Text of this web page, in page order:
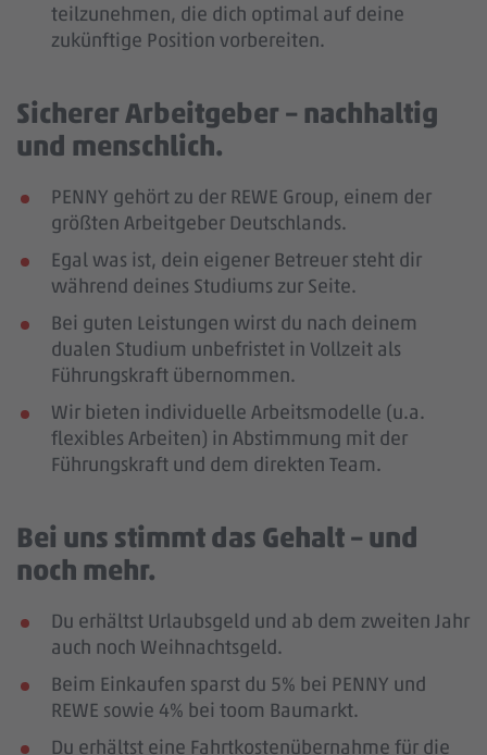
teilzunehmen, die dich optimal auf deine
zukünftige Position vorbereiten.
Sicherer Arbeitgeber – nachhaltig
und menschlich.
PENNY gehört zu der REWE Group, einem der
größten Arbeitgeber Deutschlands.
Egal was ist, dein eigener Betreuer steht dir
während deines Studiums zur Seite.
Bei guten Leistungen wirst du nach deinem
dualen Studium unbefristet in Vollzeit als
Führungskraft übernommen.
Wir bieten individuelle Arbeitsmodelle (u.a.
flexibles Arbeiten) in Abstimmung mit der
Führungskraft und dem direkten Team.
Bei uns stimmt das Gehalt – und
noch mehr.
Du erhältst Urlaubsgeld und ab dem zweiten Jahr
auch noch Weihnachtsgeld.
Beim Einkaufen sparst du 5% bei PENNY und
REWE sowie 4% bei toom Baumarkt.
Du erhältst eine Fahrtkostenübernahme für die